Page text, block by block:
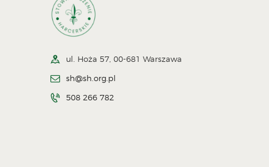
ul. Hoża 57, 00-681 Warszawa
sh@sh.org.pl
508 266 782